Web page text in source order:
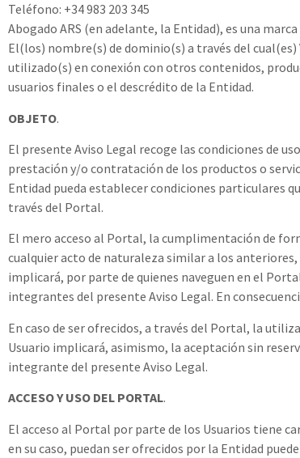
Teléfono: +34 983 203 345
Abogado ARS (en adelante, la Entidad), es una
El(los) nombre(s) de dominio(s) a través del
utilizado(s) en conexión con otros contenidos,
usuarios finales o el descrédito de la Entidad.
OBJETO.
El presente Aviso Legal recoge las condiciones de
prestación y/o contratación de los productos o
Entidad pueda establecer condiciones particulares
través del Portal.
El mero acceso al Portal, la cumplimentación de
cualquier acto de naturaleza similar a los
implicará, por parte de quienes naveguen en el
integrantes del presente Aviso Legal. En
En caso de ser ofrecidos, a través del Portal, la
Usuario implicará, asimismo, la aceptación sin
integrante del presente Aviso Legal.
ACCESO Y USO DEL PORTAL.
El acceso al Portal por parte de los Usuarios tiene
en su caso, puedan ser ofrecidos por la Entidad